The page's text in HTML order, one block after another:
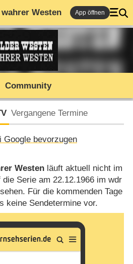
Westen App öffnen
Community
Vergangene Termine
Google bevorzugen
Westenläuft aktuell nicht im
Serie am 22.12.1966 im wdr
Für die kommenden Tage
keine Sendetermine vor.